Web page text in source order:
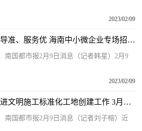
2023/02/09
椰视频丨展位热、指导准、服务优 海南中小微企业专场招聘会成功举办
南国都市报2月9日消息（记者韩星）2月9
2023/02/09
全球热头条丨三亚推进文明施工标准化工地创建工作 3月底前完成首批26个示范工地打造
南国都市报2月9日消息（记者刘子榕）近